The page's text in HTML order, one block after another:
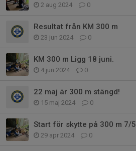
2 aug 2024 0
Resultat från KM 300 m
23 jun 2024 0
KM 300 m Ligg 18 juni.
4 jun 2024 0
22 maj är 300 m stängd!
15 maj 2024 0
Start för skytte på 300 m 7/5
29 apr 2024 0